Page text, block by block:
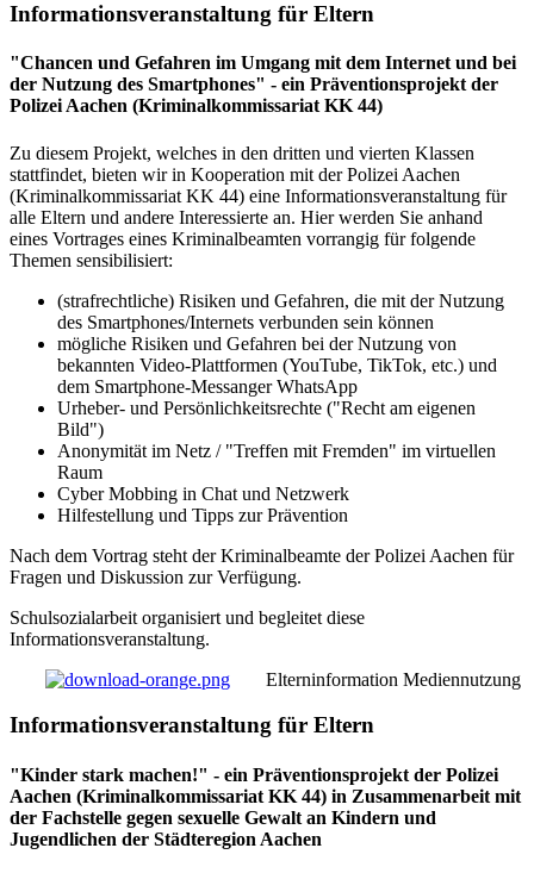
Informationsveranstaltung für Eltern
"Chancen und Gefahren im Umgang mit dem Internet und bei
der Nutzung des Smartphones" - ein Präventionsprojekt der
Polizei Aachen (Kriminalkommissariat KK 44)
Zu diesem Projekt, welches in den dritten und vierten Klassen
stattfindet, bieten wir in Kooperation mit der Polizei Aachen
(Kriminalkommissariat KK 44) eine Informationsveranstaltung für
alle Eltern und andere Interessierte an. Hier werden Sie anhand
eines Vortrages eines Kriminalbeamten vorrangig für folgende
Themen sensibilisiert:
(strafrechtliche) Risiken und Gefahren, die mit der Nutzung
des Smartphones/Internets verbunden sein können
mögliche Risiken und Gefahren bei der Nutzung von
bekannten Video-Plattformen (YouTube, TikTok, etc.) und
dem Smartphone-Messanger WhatsApp
Urheber- und Persönlichkeitsrechte ("Recht am eigenen
Bild")
Anonymität im Netz / "Treffen mit Fremden" im virtuellen
Raum
Cyber Mobbing in Chat und Netzwerk
Hilfestellung und Tipps zur Prävention
Nach dem Vortrag steht der Kriminalbeamte der Polizei Aachen für
Fragen und Diskussion zur Verfügung.
Schulsozialarbeit organisiert und begleitet diese
Informationsveranstaltung.
Elterninformation Mediennutzung
Informationsveranstaltung für Eltern
"Kinder stark machen!" - ein Präventionsprojekt der Polizei
Aachen (Kriminalkommissariat KK 44) in Zusammenarbeit mit
der Fachstelle gegen sexuelle Gewalt an Kindern und
Jugendlichen der Städteregion Aachen